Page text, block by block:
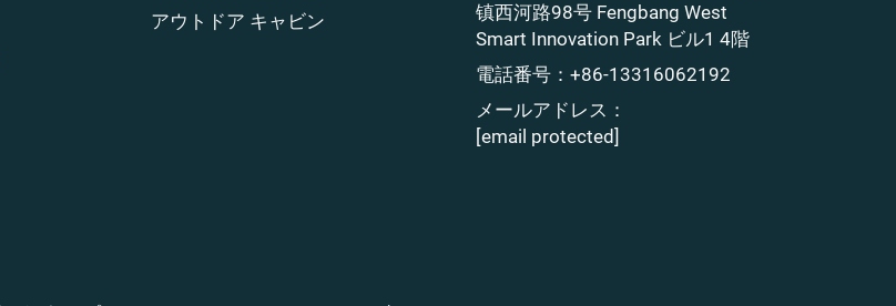
アウトドア キャビン
镇西河路98号 Fengbang West
Smart Innovation Park ビル1 4階
電話番号： +86-13316062192
メールアドレス：
[email protected]